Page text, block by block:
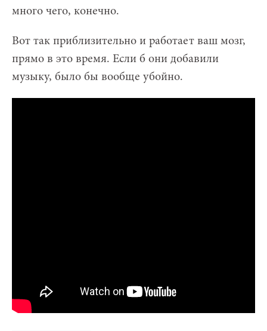
много чего, конечно.
Вот так приблизительно и работает ваш мозг,
прямо в это время. Если б они добавили
музыку, было бы вообще убойно.